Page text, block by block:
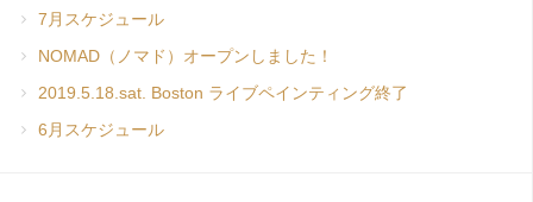
7月スケジュール
NOMAD（ノマド）オープンしました！
2019.5.18.sat. Boston ライブペインティング終了
6月スケジュール